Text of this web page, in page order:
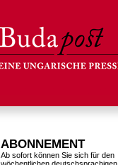
ABONNEMENT
Ab sofort können Sie sich für den